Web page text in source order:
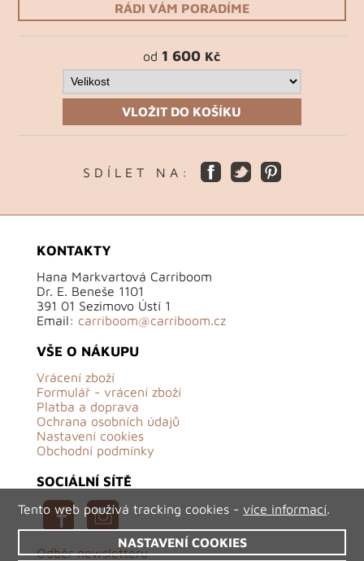
RÁDI VÁM PORADÍME
od 1 600 Kč
VLOŽIT DO KOŠÍKU
S D Í L E T N A :
KONTAKTY
Hana Markvartová Carriboom
Dr. E. Beneše 1101
391 01 Sezimovo Ústí 1
Email: carriboom@carriboom.cz
VŠE O NÁKUPU
Vrácení zboží
Formulář - vrácení zboží
Platba a doprava
Ochrana osobních údajů
Nastavení cookies
Obchodní podmínky
SOCIÁLNÍ SÍTĚ
Odběr newsletteru
Tento web používá tracking cookies -více informací.
NASTAVENÍ COOKIES